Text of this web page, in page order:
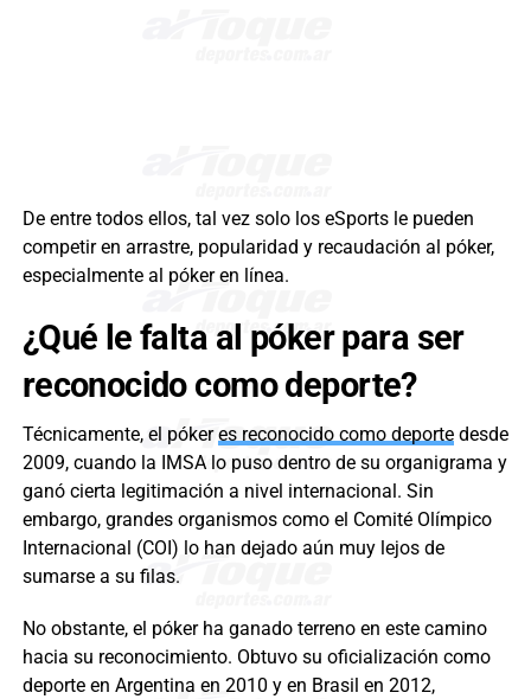
De entre todos ellos, tal vez solo los eSports le pueden
competir en arrastre, popularidad y recaudación al póker,
especialmente al póker en línea.
¿Qué le falta al póker para ser
reconocido como deporte?
Técnicamente, el pókeres reconocido como deportedesde
2009, cuando la IMSA lo puso dentro de su organigrama y
ganó cierta legitimación a nivel internacional. Sin
embargo, grandes organismos como el Comité Olímpico
Internacional (COI) lo han dejado aún muy lejos de
sumarse a su filas.
No obstante, el póker ha ganado terreno en este camino
hacia su reconocimiento. Obtuvo su oficialización como
deporte en Argentina en 2010 y en Brasil en 2012,